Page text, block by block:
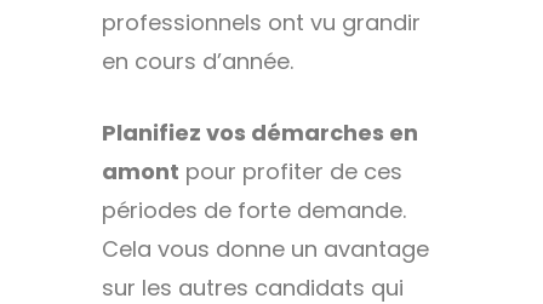
professionnels ont vu grandir
en cours d’année.
Planifiez vos démarches en
amont pour profiter de ces
périodes de forte demande.
Cela vous donne un avantage
sur les autres candidats qui